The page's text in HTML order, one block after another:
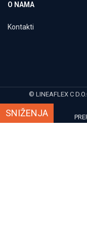
SNIŽENJA
O NAMA
Kontakti
© LINEAFLEX C